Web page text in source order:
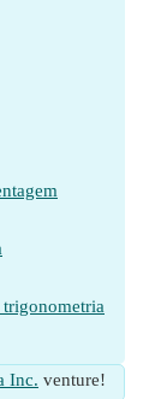
Inc. venture!